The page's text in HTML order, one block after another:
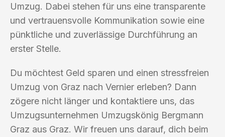
Umzug. Dabei stehen für uns eine transparente
und vertrauensvolle Kommunikation sowie eine
pünktliche und zuverlässige Durchführung an
erster Stelle.
Du möchtest Geld sparen und einen stressfreien
Umzug von Graz nach Vernier erleben? Dann
zögere nicht länger und kontaktiere uns, das
Umzugsunternehmen Umzugskönig Bergmann
Graz aus Graz. Wir freuen uns darauf, dich beim